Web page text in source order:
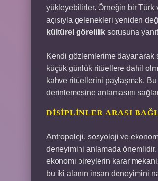
yükleyebilirler. Örneğin bir Türk
açısıyla gelenekleri yeniden
kültürel görelilik sorusuna
Kendi gözlemlerime dayanarak
küçük günlük ritüellere dahil
kahve ritüellerini paylaşmak.
derinlemesine anlamasını
DISIPLINLER ARASI
Antropoloji, sosyoloji ve
deneyimini anlamada önemlidir.
ekonomi bireylerin karar
bu iki alanın insan deneyimini